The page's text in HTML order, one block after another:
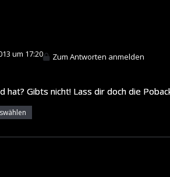
um 17:20 Zum Antworten anmelden
hat? Gibts nicht! Lass dir doch die